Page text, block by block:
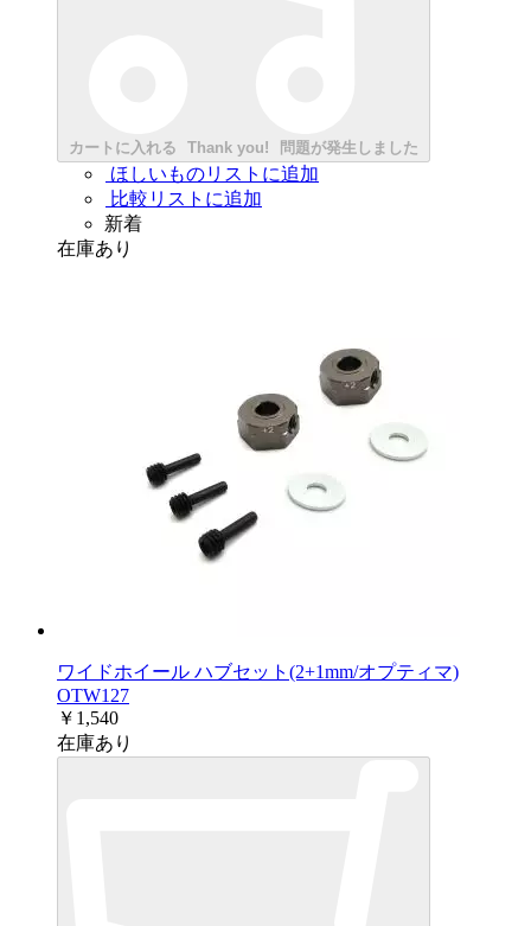
カートに入れる Thank you! 問題が発生しました
ほしいものリストに追加
比較リストに追加
新着
在庫あり
ワイドホイール ハブセット(2+1mm/オプティマ)
OTW127
￥1,540
在庫あり